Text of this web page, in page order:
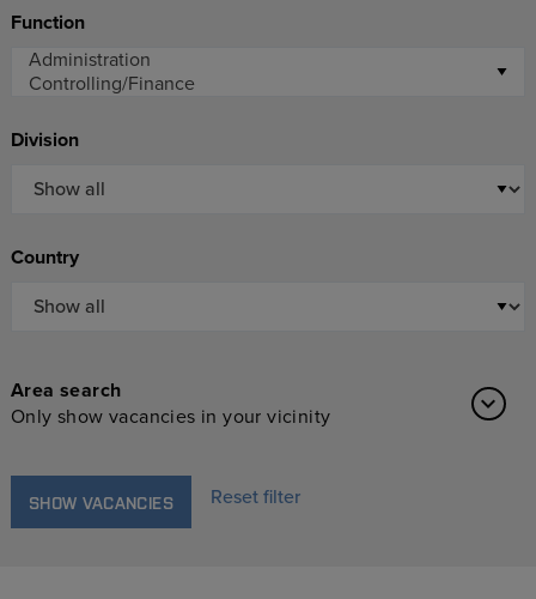
Function
Division
Country
Area search
Only show vacancies in your vicinity
SHOW VACANCIES Reset filter